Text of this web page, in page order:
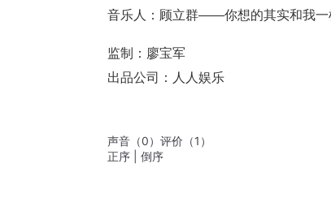
音乐人：顾立群——你想的其实和我一
监制：廖宝军
出品公司：人人娱乐
声音 （0） 评价 （1 ）
正序
倒序